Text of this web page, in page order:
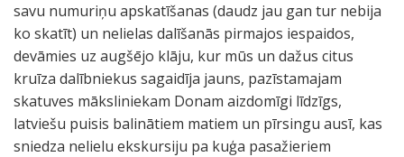
savu numuriņu apskatīšanas (daudz jau gan tur nebija
ko skatīt) un nelielas dalīšanās pirmajos iespaidos,
devāmies uz augšējo klāju, kur mūs un dažus citus
kruīza dalībniekus sagaidīja jauns, pazīstamajam
skatuves māksliniekam Donam aizdomīgi līdzīgs,
latviešu puisis balinātiem matiem un pīrsingu ausī, kas
sniedza nelielu ekskursiju pa kuģa pasažieriem